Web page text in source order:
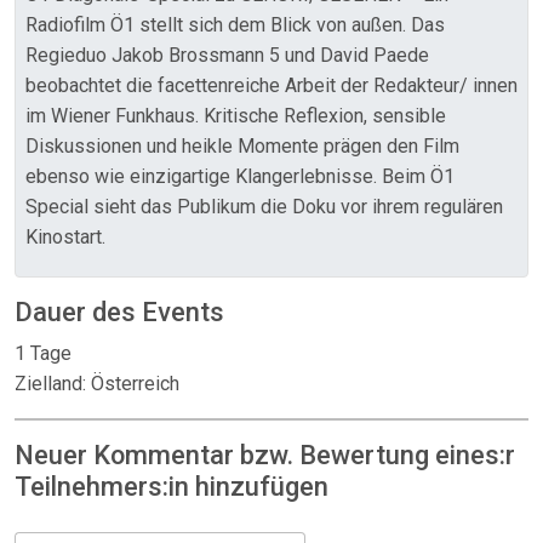
Radiofilm Ö1 stellt sich dem Blick von außen. Das
Regieduo Jakob Brossmann 5 und David Paede
beobachtet die facettenreiche Arbeit der Redakteur/ innen
im Wiener Funkhaus. Kritische Reflexion, sensible
Diskussionen und heikle Momente prägen den Film
ebenso wie einzigartige Klangerlebnisse. Beim Ö1
Special sieht das Publikum die Doku vor ihrem regulären
Kinostart.
Dauer des Events
1 Tage
Zielland: Österreich
Neuer Kommentar bzw. Bewertung eines:r
Teilnehmers:in hinzufügen